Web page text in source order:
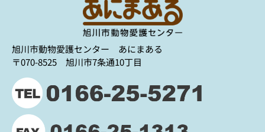
旭川市動物愛護センター あにまある
〒070-8525 旭川市7条通10丁目